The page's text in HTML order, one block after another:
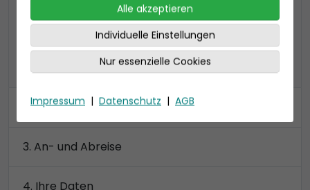
Preis 3.220 €
alle Kategorien anzeigen
Kabine
An- und Abreise
Ihre Daten
Alle akzeptieren
Individuelle Einstellungen
Nur essenzielle Cookies
Impressum | Datenschutz | AGB